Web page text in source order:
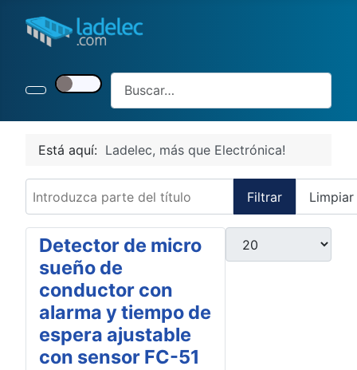
Buscar
Está aquí: Ladelec, más que Electrónica!
Filtrar Limpiar
Cantidad a mostrar
Detector de micro
sueño de
conductor con
alarma y tiempo de
espera ajustable
con sensor FC-51